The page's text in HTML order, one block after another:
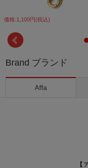
価格:1,100円(税込)
Brand ブランド
Affa